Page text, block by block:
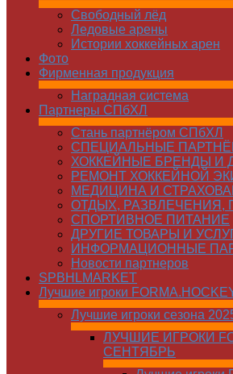
Свободный лёд
Ледовые арены
Истории хоккейных арен
Фото
Фирменная продукция
Наградная система
Партнеры СПбХЛ
Стань партнёром СПбХЛ
СПЕЦИАЛЬНЫЕ
ХОККЕЙНЫЕ БРЕНДЫ И
РЕМОНТ ХОККЕЙНОЙ
МЕДИЦИНА И
ОТДЫХ, РАЗВЛЕЧЕНИЯ,
СПОРТИВНОЕ ПИТАНИЕ
ДРУГИЕ ТОВАРЫ И
ИНФОРМАЦИОННЫЕ
Новости партнеров
SPBHLMARKET
Лучшие игроки
Лучшие игроки сезона
ЛУЧШИЕ ИГРОКИ
СЕНТЯБРЬ